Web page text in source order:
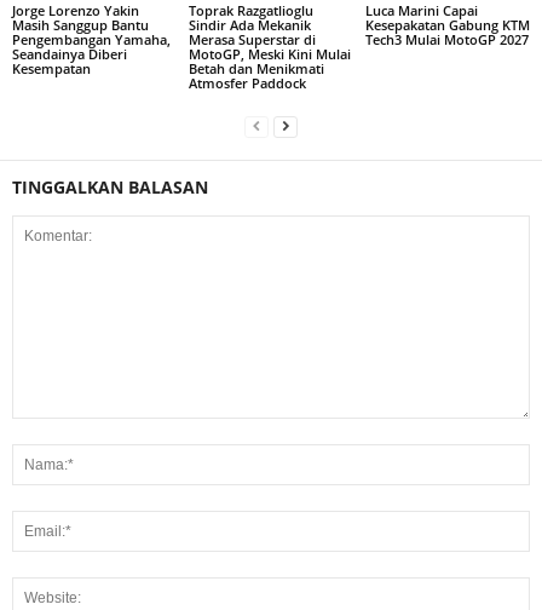
Jorge Lorenzo Yakin
Masih Sanggup Bantu
Pengembangan Yamaha,
Seandainya Diberi
Kesempatan
Toprak Razgatlioglu
Sindir Ada Mekanik
Merasa Superstar di
MotoGP, Meski Kini Mulai
Betah dan Menikmati
Atmosfer Paddock
Luca Marini Capai
Kesepakatan Gabung KTM
Tech3 Mulai MotoGP 2027
TINGGALKAN BALASAN